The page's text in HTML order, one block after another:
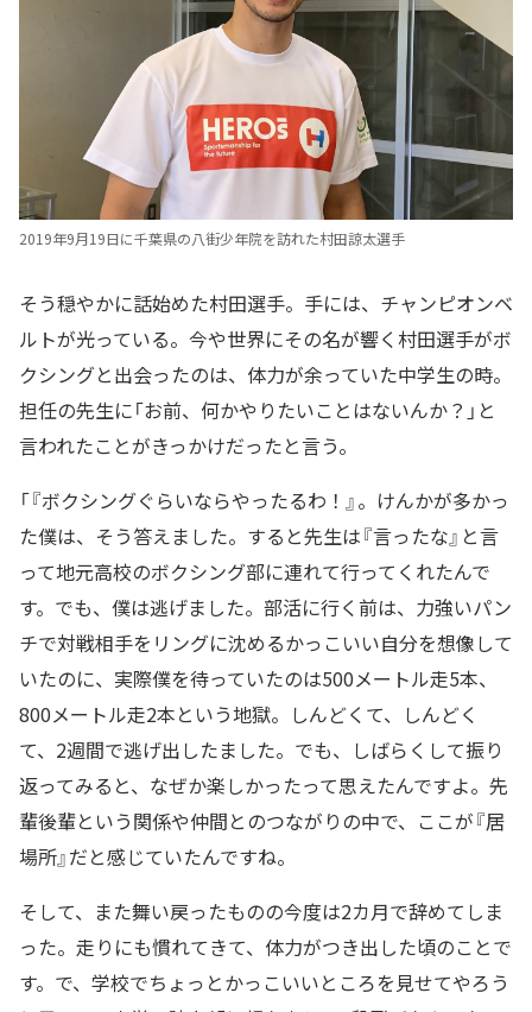
2019年9月19日に千葉県の八街少年院を訪れた村田諒太選手
そう穏やかに話始めた村田選手。手には、チャンピオンベ
ルトが光っている。今や世界にその名が響く村田選手がボ
クシングと出会ったのは、体力が余っていた中学生の時。
担任の先生に「お前、何かやりたいことはないんか？」と
言われたことがきっかけだったと言う。
「『ボクシングぐらいならやったるわ！』。けんかが多かっ
た僕は、そう答えました。すると先生は『言ったな』と言
って地元高校のボクシング部に連れて行ってくれたんで
す。でも、僕は逃げました。部活に行く前は、力強いパン
チで対戦相手をリングに沈めるかっこいい自分を想像して
いたのに、実際僕を待っていたのは500メートル走5本、
800メートル走2本という地獄。しんどくて、しんどく
て、2週間で逃げ出したました。でも、しばらくして振り
返ってみると、なぜか楽しかったって思えたんですよ。先
輩後輩という関係や仲間とのつながりの中で、ここが『居
場所』だと感じていたんですね。
そして、また舞い戻ったものの今度は2カ月で辞めてしま
った。走りにも慣れてきて、体力がつき出した頃のことで
す。で、学校でちょっとかっこいいところを見せてやろう